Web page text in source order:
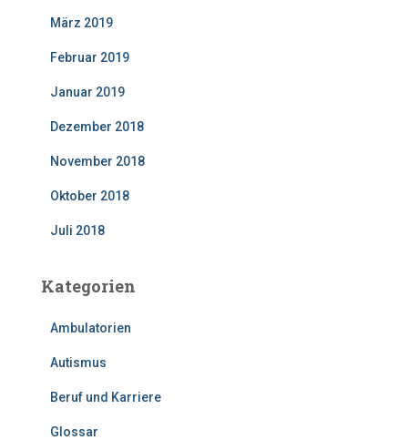
März 2019
Februar 2019
Januar 2019
Dezember 2018
November 2018
Oktober 2018
Juli 2018
Kategorien
Ambulatorien
Autismus
Beruf und Karriere
Glossar